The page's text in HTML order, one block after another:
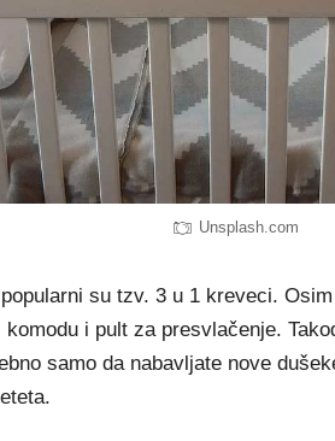
Unsplash.com
su tzv. 3 u 1 kreveci.
i pult za presvlačenje.
samo da nabavljate nove